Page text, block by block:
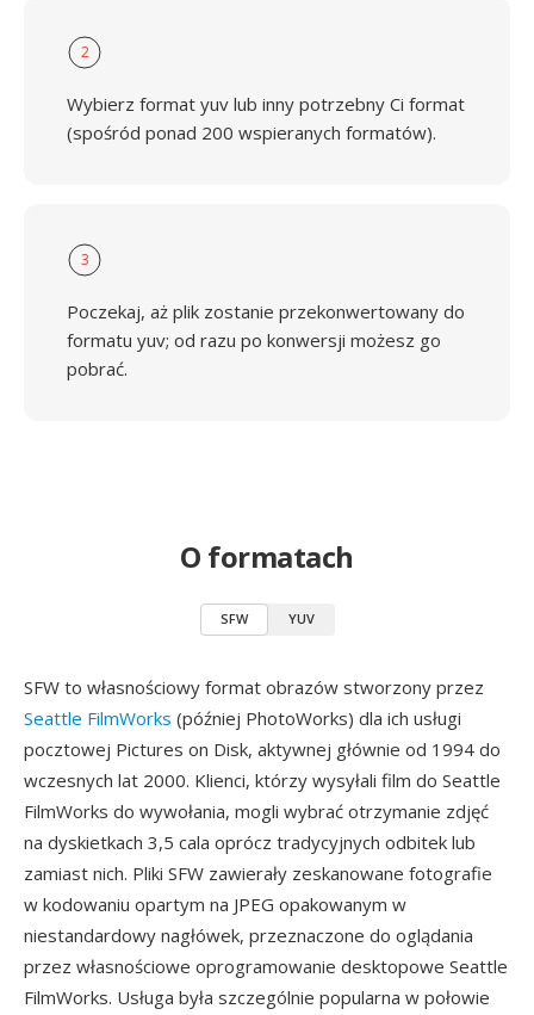
2
Wybierz format yuv lub inny potrzebny Ci format
(spośród ponad 200 wspieranych formatów).
3
Poczekaj, aż plik zostanie przekonwertowany do
formatu yuv; od razu po konwersji możesz go
pobrać.
O formatach
SFW YUV
SFW to własnościowy format obrazów stworzony przez
Seattle FilmWorks (później PhotoWorks) dla ich usługi
pocztowej Pictures on Disk, aktywnej głównie od 1994 do
wczesnych lat 2000. Klienci, którzy wysyłali film do Seattle
FilmWorks do wywołania, mogli wybrać otrzymanie zdjęć
na dyskietkach 3,5 cala oprócz tradycyjnych odbitek lub
zamiast nich. Pliki SFW zawierały zeskanowane fotografie
w kodowaniu opartym na JPEG opakowanym w
niestandardowy nagłówek, przeznaczone do oglądania
przez własnościowe oprogramowanie desktopowe Seattle
FilmWorks. Usługa była szczególnie popularna w połowie